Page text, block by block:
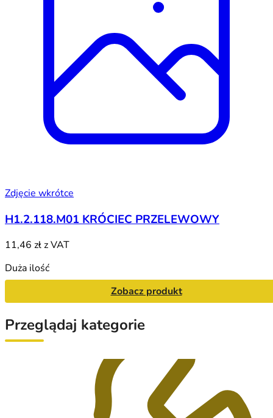
Zdjęcie wkrótce
H1.2.118.M01 KRÓCIEC PRZELEWOWY
11,46 złz VAT
Duża ilość
Zobacz produkt
Przeglądaj kategorie